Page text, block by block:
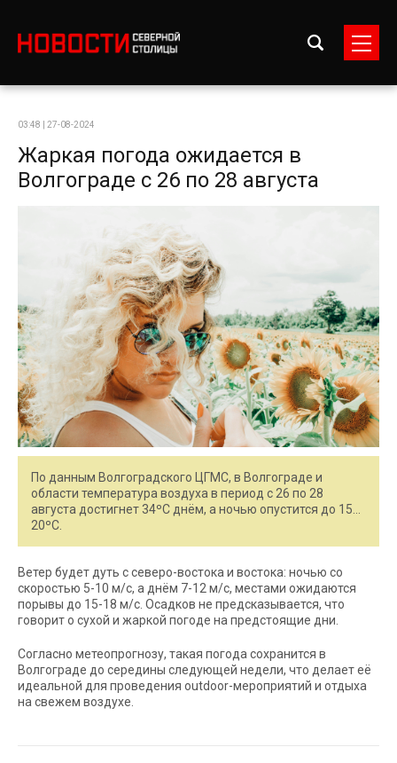
03:48 | 27-08-2024
Жаркая погода ожидается в
Волгограде с 26 по 28 августа
По данным Волгоградского ЦГМС, в Волгограде и
области температура воздуха в период с 26 по 28
августа достигнет 34ºC днём, а ночью опустится до 15…
20ºC.
Ветер будет дуть с северо-востока и востока: ночью со
скоростью 5-10 м/с, а днём 7-12 м/с, местами ожидаются
порывы до 15-18 м/с. Осадков не предсказывается, что
говорит о сухой и жаркой погоде на предстоящие дни.
Согласно метеопрогнозу, такая погода сохранится в
Волгограде до середины следующей недели, что делает её
идеальной для проведения outdoor-мероприятий и отдыха
на свежем воздухе.